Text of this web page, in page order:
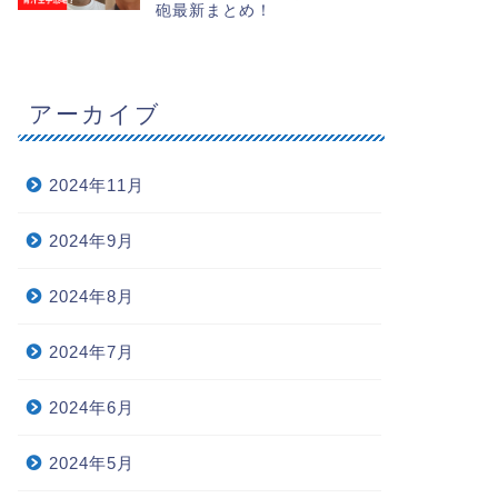
砲最新まとめ！
アーカイブ
2024年11月
2024年9月
2024年8月
2024年7月
2024年6月
2024年5月